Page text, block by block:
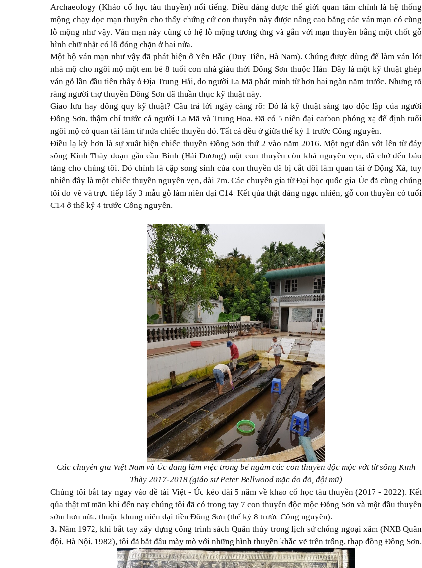
Archaeology (Khảo cổ học tàu thuyền) nổi tiếng. Điều đáng được thế giới quan tâm chính là hệ thống
mộng chạy dọc mạn thuyền cho thấy chứng cứ con thuyền này được nâng cao bằng các ván mạn có cùng
lỗ mộng như vậy. Ván mạn này cũng có hệ lỗ mộng tương ứng và gắn với mạn thuyền bằng một chốt gỗ
hình chữ nhật có lỗ đóng chặn ở hai nửa.
Một bộ ván mạn như vậy đã phát hiện ở Yên Bắc (Duy Tiên, Hà Nam). Chúng được dùng để làm ván lót
nhà mộ cho ngôi mộ một em bé 8 tuổi con nhà giàu thời Đông Sơn thuộc Hán. Đây là một kỹ thuật ghép
ván gỗ lần đầu tiên thấy ở Địa Trung Hải, do người La Mã phát minh từ hơn hai ngàn năm trước. Nhưng rõ
ràng người thợ thuyền Đông Sơn đã thuần thục kỹ thuật này.
Giao lưu hay đồng quy kỹ thuật? Câu trả lời ngày càng rõ: Đó là kỹ thuật sáng tạo độc lập của người
Đông Sơn, thậm chí trước cả người La Mã và Trung Hoa. Đã có 5 niên đại carbon phóng xạ để định tuổi
ngôi mộ có quan tài làm từ nửa chiếc thuyền đó. Tất cả đều ở giữa thế kỷ 1 trước Công nguyên.
Điều lạ kỳ hơn là sự xuất hiện chiếc thuyền Đông Sơn thứ 2 vào năm 2016. Một ngư dân vớt lên từ đáy
sông Kinh Thày đoạn gần cầu Bình (Hải Dương) một con thuyền còn khá nguyên vẹn, đã chở đến bảo
tàng cho chúng tôi. Đó chính là cặp song sinh của con thuyền đã bị cắt đôi làm quan tài ở Động Xá, tuy
nhiên đây là một chiếc thuyền nguyên vẹn, dài 7m. Các chuyên gia từ Đại học quốc gia Úc đã cùng chúng
tôi đo vẽ và trực tiếp lấy 3 mẫu gỗ làm niên đại C14. Kết qủa thật đáng ngạc nhiên, gỗ con thuyền có tuổi
C14 ở thế kỷ 4 trước Công nguyên.
Các chuyên gia Việt Nam và Úc đang làm việc trong bể ngâm các con thuyền độc mộc vớt từ sông Kinh
Thày 2017-2018 (giáo sư Peter Bellwood mặc áo đỏ, đội mũ)
Chúng tôi bắt tay ngay vào đề tài Việt - Úc kéo dài 5 năm về khảo cổ học tàu thuyền (2017 - 2022). Kết
qủa thật mĩ mãn khi đến nay chúng tôi đã có trong tay 7 con thuyền độc mộc Đông Sơn và một đầu thuyền
sớm hơn nữa, thuộc khung niên đại tiền Đông Sơn (thế kỷ 8 trước Công nguyên).
3. Năm 1972, khi bắt tay xây dựng công trình sách Quân thủy trong lịch sử chống ngoại xâm (NXB Quân
đội, Hà Nội, 1982), tôi đã bắt đầu mày mò với những hình thuyền khắc vẽ trên trống, thạp đồng Đông Sơn.